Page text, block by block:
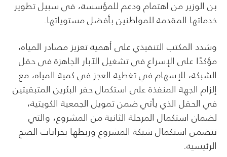
بن الوزير من اهتمام ودعم للمؤسسة، في سبيل تطوير
خدماتها المقدمة للمواطنين بأفضل مستوياتها.
وشدد المكتب التنفيذي على أهمية تعزيز مصادر المياه،
مؤكدًا على الإسراع في تشغيل الآبار الجاهزة في حقل
الشبكة، للإسهام في تغطية العجز في كمية المياه، مع
إلزام الجهة المنفذة على استكمال حفر البئرين المتبقيتين
في الحقل الذي يأتي ضمن تمويل الجمعية الكويتية،
لضمان استكمال المرحلة الثانية من المشروع، والتي
تتضمن استكمال شبكة المشروع وربطها بخزانات الضخ
الرئيسية.